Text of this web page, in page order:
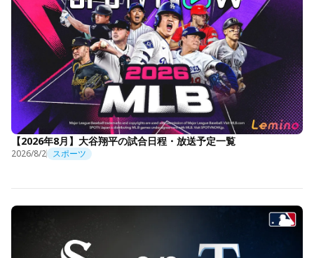
【2026年8月】大谷翔平の試合日程・放送予定一覧
2026/8/2 スポーツ